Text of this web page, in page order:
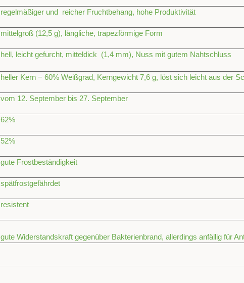
regelmäßiger und reicher Fruchtbehang, hohe Produktivität
mittelgroß (12,5 g), längliche, trapezförmige Form
hell, leicht gefurcht, mitteldick (1,4 mm), Nuss mit gutem Nahtschluss
heller Kern − 60% Weißgrad, Kerngewicht 7,6 g, löst sich leicht aus der
vom 12. September bis 27. September
62%
52%
gute Frostbeständigkeit
spätfrostgefährdet
resistent
gute Widerstandskraft gegenüber Bakterienbrand, allerdings anfällig für